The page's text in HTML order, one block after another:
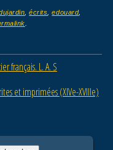
,écrits ,edouard,
français. L. A. S
et imprimées (XIVe-XVIIIe)